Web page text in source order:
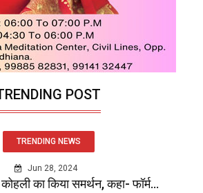
POST
TRENDING NEWS
Jun 28, 2024
कोहली का किया समर्थन, कहा- फॉर्म...